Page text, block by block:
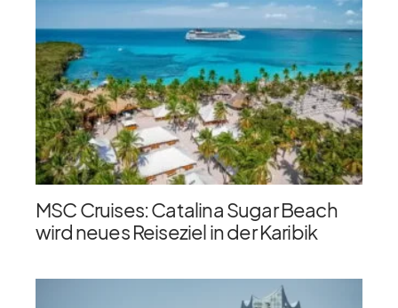
MSC Cruises: Catalina Sugar Beach
wird neues Reiseziel in der Karibik